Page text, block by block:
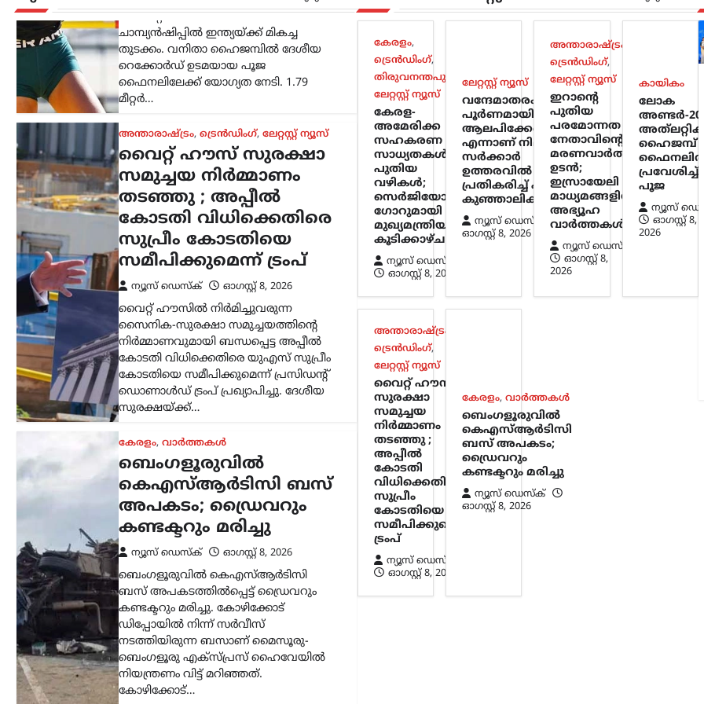
ന്യൂസ് ഡെസ്ക്
വൈറ്റ് ഹൗസിൽ നിർമിച്ചുവരുന്ന
സൈനിക-സുരക്ഷാ സമുച്ചയത്തിന്റെ
നിർമ്മാണവുമായി ബന്ധപ്പെട്ട അപ്പീൽ
കോടതി വിധിക്കെതിരെ യുഎസ് സുപ്രീം
കോടതിയെ സമീപിക്കുമെന്ന് പ്രസിഡന്റ്
ഡൊണാൾഡ് ട്രംപ് പ്രഖ്യാപിച്ചു. ദേശീയ
സുരക്ഷയ്ക്ക്…
കേരളം,വാർത്തകൾ
ബെംഗളൂരുവിൽ
കെഎസ്ആർടിസി ബസ്
അപകടം; ഡ്രൈവറും
കണ്ടക്ടറും മരിച്ചു
ന്യൂസ് ഡെസ്ക് ഓഗസ്റ്റ്‌ 8, 2026
ബെംഗളൂരുവിൽ കെഎസ്ആർടിസി
ബസ് അപകടത്തിൽപ്പെട്ട് ഡ്രൈവറും
കണ്ടക്ടറും മരിച്ചു. കോഴിക്കോട്
ഡിപ്പോയിൽ നിന്ന് സർവീസ്
നടത്തിയിരുന്ന ബസാണ് മൈസൂരു-
ബെംഗളൂരു എക്സ്പ്രസ് ഹൈവേയിൽ
നിയന്ത്രണം വിട്ട് മറിഞ്ഞത്.
കോഴിക്കോട്…
കാസർഗോഡ്,കേരളം,വാർത്തകൾ
മദ്യപിച്ച് വാഹനമോടിച്ചു;
യൂട്യൂബർ ഹെലൻ ഓഫ്
സ്പാർട്ടയുടെ
ലൈസൻസ് മൂന്ന്
മാസത്തേക്ക്
സസ്‌പെൻഡ്
ന്യൂസ് ഡെസ്ക് ഓഗസ്റ്റ്‌ 8, 2026
മദ്യപിച്ച് വാഹനമോടിച്ച കേസിൽ
യൂട്യൂബറായ എസ്.ആർ. ധന്യയുടെ
(ഹെലൻ ഓഫ് സ്പാർട്ട) ഡ്രൈവിങ്
ലൈസൻസ് മൂന്ന് മാസത്തേക്ക്
കേരളം,
ട്രെൻഡിംഗ്,
തിരുവനന്തപുരം
ലേറ്റസ്റ്റ് ന്യൂസ്
കേരള-
അമേരിക്ക
സഹകരണ
സാധ്യതകൾക്ക്
പുതിയ
വഴികൾ;
സെർജിയോ
ഗോറുമായി
മുഖ്യമന്ത്രിയുടെ
കൂടിക്കാഴ്ച
ന്യൂസ് ഡെസ്ക്
ഓഗസ്റ്റ്‌ 8, 2026
ലേറ്റസ്റ്റ് ന്യൂസ്
വന്ദേമാതരം
പൂർണമായി
ആലപിക്കേണ്ടതില്ല
എന്നാണ് നിലപാട് ;
സർക്കാർ
ഉത്തരവിൽ
പ്രതികരിച്ച് പി.കെ.
കുഞ്ഞാലിക്കുട്ടി
ന്യൂസ് ഡെസ്ക്
ഓഗസ്റ്റ്‌ 8, 2026
അന്താരാഷ്ട്രം
ട്രെൻഡിംഗ്,
ലേറ്റസ്റ്റ് ന്യൂസ്
ഇറാന്റെ
പുതിയ
പരമോന്നത
നേതാവിന്റെ
മരണവാർത്ത
ഉടൻ;
ഇസ്രായേലി
മാധ്യമങ്ങളിൽ
അഭ്യൂഹ
വാർത്തകൾ
ന്യൂസ് ഡെസ്ക്
ഓഗസ്റ്റ്‌ 8,
2026
കായികം
ലോക
അണ്ടർ-20
ഹൈജമ്പ്
ഫൈനലിൽ
പ്രവേശിച്ച്
പൂജ
ന്യൂസ്
ഓഗസ്റ്റ്‌ 8,
2026
അന്താരാഷ്ട്രം
ട്രെൻഡിംഗ്,
ലേറ്റസ്റ്റ് ന്യൂസ്
വൈറ്റ് ഹൗസ്
സുരക്ഷാ
സമുച്ചയ
നിർമ്മാണം
തടഞ്ഞു ;
അപ്പീൽ
കോടതി
വിധിക്കെതിരെ
സുപ്രീം
കോടതിയെ
സമീപിക്കുമെന്ന്
ട്രംപ്
ന്യൂസ് ഡെസ്ക്
ഓഗസ്റ്റ്‌ 8, 2026
കേരളം, വാർത്തകൾ
ബെംഗളൂരുവിൽ
കെഎസ്ആർടിസി
ബസ് അപകടം;
ഡ്രൈവറും
കണ്ടക്ടറും മരിച്ചു
ന്യൂസ് ഡെസ്ക്
ഓഗസ്റ്റ്‌ 8, 2026